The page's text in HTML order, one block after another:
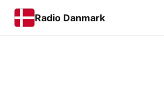
Radio Danmark